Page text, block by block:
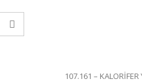
107.161 –